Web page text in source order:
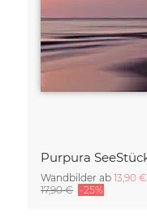
Wandbilder ab 13,90 €
17,90 € -25%